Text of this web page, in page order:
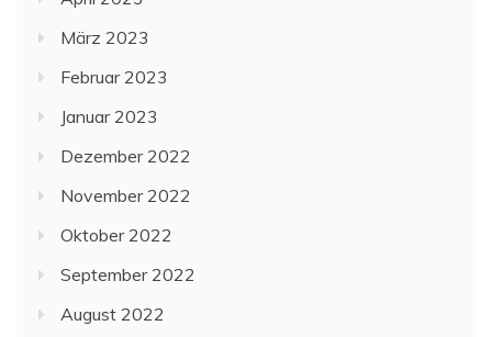
März 2023
Februar 2023
Januar 2023
Dezember 2022
November 2022
Oktober 2022
September 2022
August 2022